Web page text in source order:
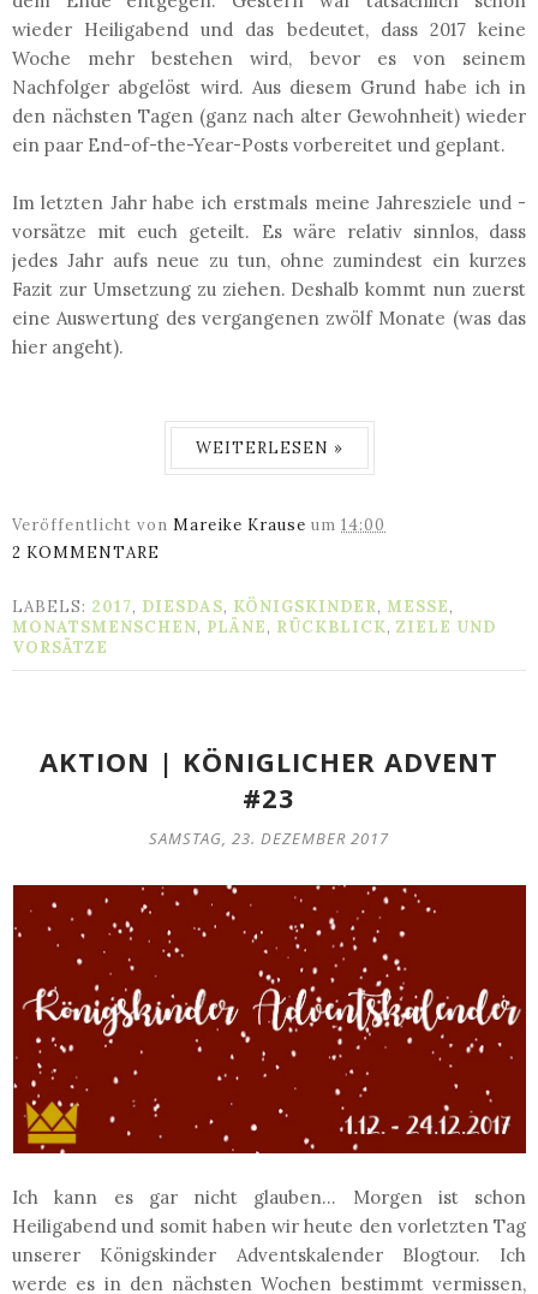
wieder Heiligabend und das bedeutet, dass 2017 keine
Woche mehr bestehen wird, bevor es von seinem
Nachfolger abgelöst wird. Aus diesem Grund habe ich in
den nächsten Tagen (ganz nach alter Gewohnheit) wieder
ein paar End-of-the-Year-Posts vorbereitet und geplant.
Im letzten Jahr habe ich erstmals meine Jahresziele und -
vorsätze mit euch geteilt. Es wäre relativ sinnlos, dass
jedes Jahr aufs neue zu tun, ohne zumindest ein kurzes
Fazit zur Umsetzung zu ziehen. Deshalb kommt nun zuerst
eine Auswertung des vergangenen zwölf Monate (was das
hier angeht).
WEITERLESEN »
Veröffentlicht von Mareike Krause um 14:00
2 KOMMENTARE
LABELS: 2017, DIESDAS, KÖNIGSKINDER, MESSE,
MONATSMENSCHEN, PLÄNE, RÜCKBLICK, ZIELE UND
VORSÄTZE
AKTION | KÖNIGLICHER ADVENT
#23
SAMSTAG, 23. DEZEMBER 2017
Ich kann es gar nicht glauben... Morgen ist schon
Heiligabend und somit haben wir heute den vorletzten Tag
unserer Königskinder Adventskalender Blogtour. Ich
werde es in den nächsten Wochen bestimmt vermissen,